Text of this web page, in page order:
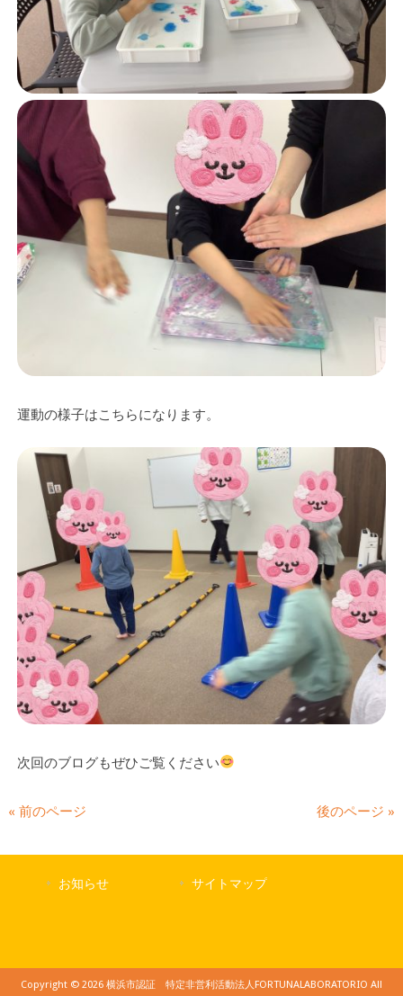
運動の様子はこちらになります。
次回のブログもぜひご覧ください
« 前のページ 後のページ »
お知らせ サイトマップ
Copyright © 2026 横浜市認証 特定非営利活動法人FORTUNALABORATORIO All